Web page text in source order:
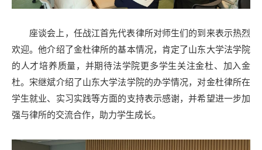
座谈会上，任战江首先代表律所对师生们的到来表示热烈
欢迎。他介绍了金杜律所的基本情况，肯定了山东大学法学院
的人才培养质量，并期待法学院更多学生关注金杜、加入金
杜。宋继斌介绍了山东大学法学院的办学情况，对金杜律所在
学生就业、实习实践等方面的支持表示感谢，并希望进一步加
强与律所的交流合作，助力学生成长。